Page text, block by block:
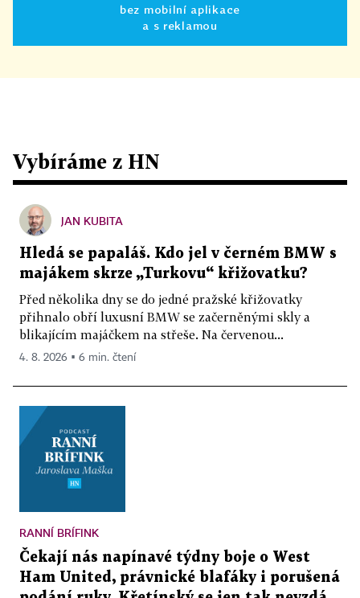
bez mobilní aplikace
a s reklamou
Vybíráme z HN
JAN KUBITA
Hledá se papaláš. Kdo jel v černém BMW s
majákem skrze „Turkovu“ křižovatku?
Před několika dny se do jedné pražské křižovatky
přihnalo obří luxusní BMW se začerněnými skly a
blikajícím majáčkem na střeše. Na červenou...
4. 8. 2026 ▪ 6 min. čtení
RANNÍ BRÍFINK
Čekají nás napínavé týdny boje o West
Ham United, právnické blafáky i porušená